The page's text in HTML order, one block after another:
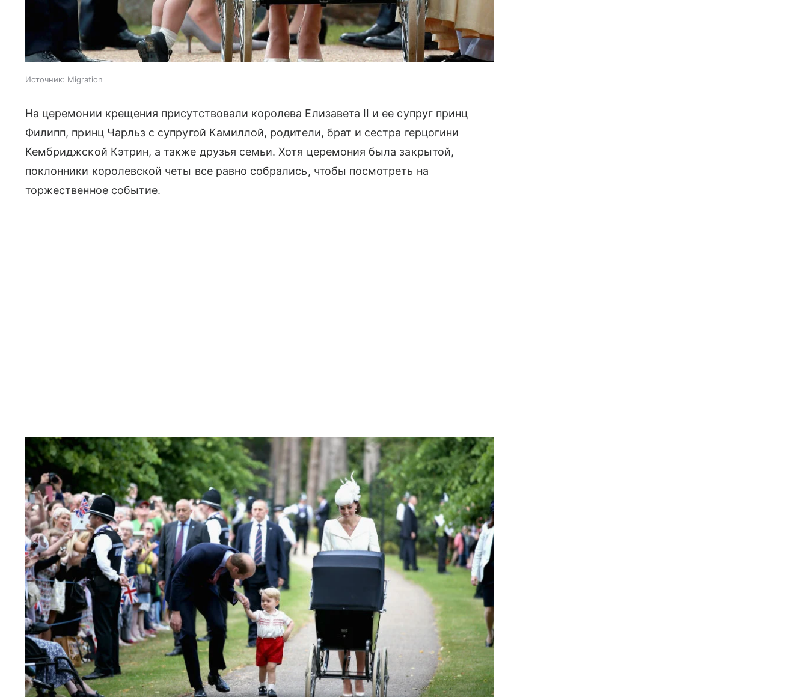
Источник: Migration
На церемонии крещения присутствовали королева Елизавета II и ее супруг принц
Филипп, принц Чарльз с супругой Камиллой, родители, брат и сестра герцогини
Кембриджской Кэтрин, а также друзья семьи. Хотя церемония была закрытой,
поклонники королевской четы все равно собрались, чтобы посмотреть на
торжественное событие.